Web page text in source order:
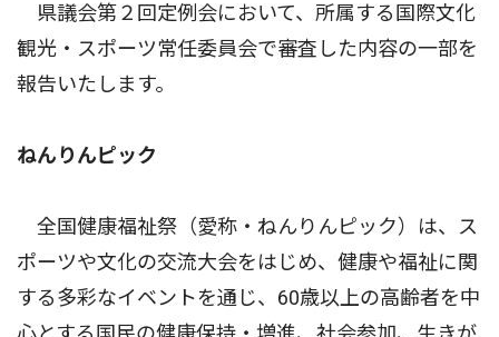
県議会第２回定例会において、所属する国際文化
観光・スポーツ常任委員会で審査した内容の一部を
報告いたします。
ねんりんピック
全国健康福祉祭（愛称・ねんりんピック）は、ス
ポーツや文化の交流大会をはじめ、健康や福祉に関
する多彩なイベントを通じ、60歳以上の高齢者を中